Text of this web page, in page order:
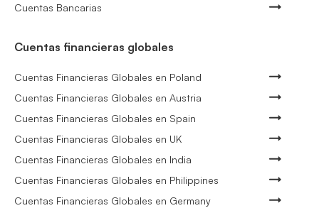
Cuentas Bancarias
Cuentas financieras globales
Cuentas Financieras Globales en Poland
Cuentas Financieras Globales en Austria
Cuentas Financieras Globales en Spain
Cuentas Financieras Globales en UK
Cuentas Financieras Globales en India
Cuentas Financieras Globales en Philippines
Cuentas Financieras Globales en Germany